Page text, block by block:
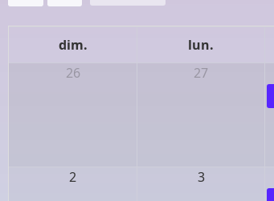
dim. lun.
26
27
2 3